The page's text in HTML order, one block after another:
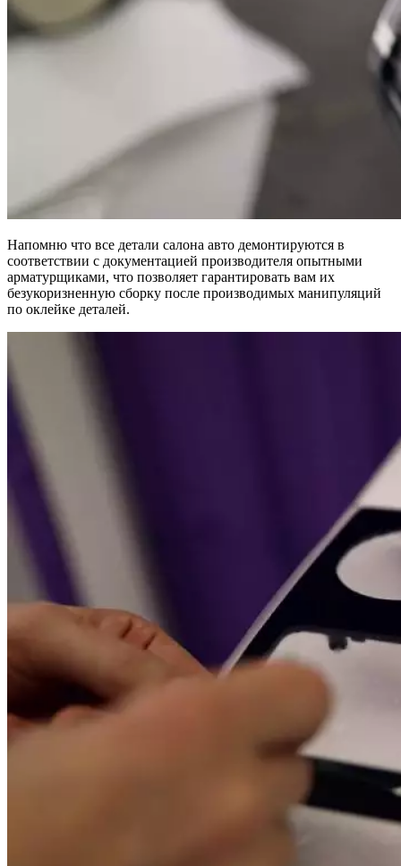
Напомню что все детали салона авто демонтируются в
соответствии с документацией производителя опытными
арматурщиками, что позволяет гарантировать вам их
безукоризненную сборку после производимых манипуляций
по оклейке деталей.